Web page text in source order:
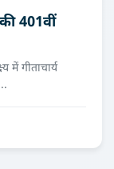
401वीं
गीताचार्य